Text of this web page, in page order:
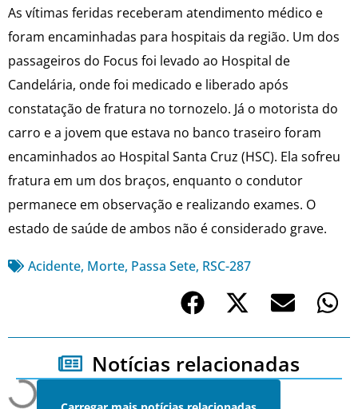
As vítimas feridas receberam atendimento médico e
foram encaminhadas para hospitais da região. Um dos
passageiros do Focus foi levado ao Hospital de
Candelária, onde foi medicado e liberado após
constatação de fratura no tornozelo. Já o motorista do
carro e a jovem que estava no banco traseiro foram
encaminhados ao Hospital Santa Cruz (HSC). Ela sofreu
fratura em um dos braços, enquanto o condutor
permanece em observação e realizando exames. O
estado de saúde de ambos não é considerado grave.
Acidente, Morte, Passa Sete, RSC-287
Notícias relacionadas